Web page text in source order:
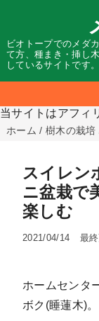
ビオトープでのメダ
て方、種まき・挿し
しているサイトです。
当サイトはアフィ
ホーム / 樹木の栽培
スイレン
ニ盆栽で
楽しむ
2021/04/14
最
ホームセンタ
ボク(睡蓮木)。